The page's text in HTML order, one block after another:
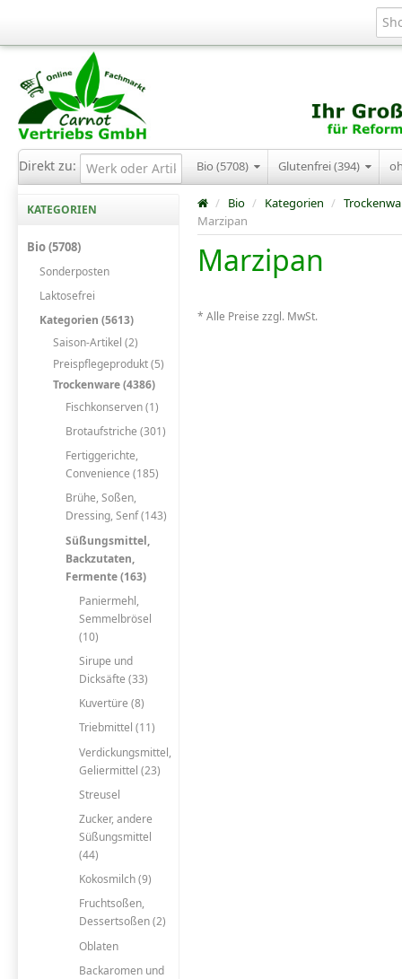
Direkt zu: Bio (5708) Glutenfrei (394)
KATEGORIEN
Bio (5708)
Sonderposten
Laktosefrei
Kategorien (5613)
Saison-Artikel (2)
Preispflegeprodukt (5)
Trockenware (4386)
Fischkonserven (1)
Brotaufstriche (301)
Fertiggerichte,
Convenience (185)
Brühe, Soßen,
Dressing, Senf (143)
Süßungsmittel,
Backzutaten,
Fermente (163)
Paniermehl,
Semmelbrösel
(10)
Sirupe und
Dicksäfte (33)
Kuvertüre (8)
Triebmittel (11)
Verdickungsmittel,
Geliermittel (23)
Streusel
Zucker, andere
Süßungsmittel
(44)
Kokosmilch (9)
Fruchtsoßen,
Dessertsoßen (2)
Oblaten
Backaromen und
/ Bio / Kategorien /
Marzipan
Marzipan
* Alle Preise zzgl. MwSt.